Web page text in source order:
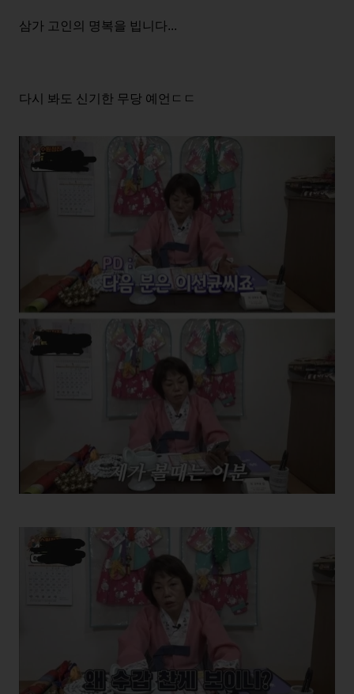
삼가 고인의 명복을 빕니다...
다시 봐도 신기한 무당 예언ㄷㄷ